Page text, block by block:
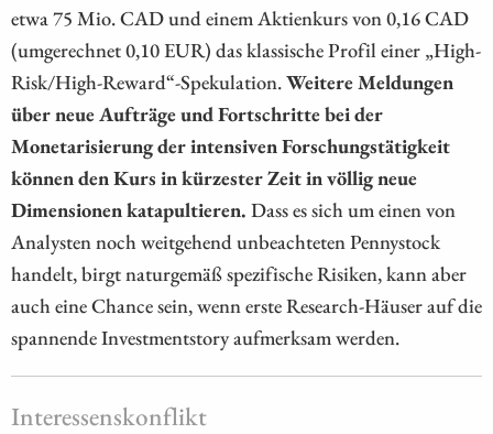
etwa 75 Mio. CAD und einem Aktienkurs von 0,16 CAD
(umgerechnet 0,10 EUR) das klassische Profil einer „High-
Risk/High-Reward“-Spekulation.Weitere Meldungen
über neue Aufträge und Fortschritte bei der
Monetarisierung der intensiven Forschungstätigkeit
können den Kurs in kürzester Zeit in völlig neue
Dimensionen katapultieren. Dass es sich um einen von
Analysten noch weitgehend unbeachteten Pennystock
handelt, birgt naturgemäß spezifische Risiken, kann aber
auch eine Chance sein, wenn erste Research-Häuser auf die
spannende Investmentstory aufmerksam werden.
Interessenskonflikt